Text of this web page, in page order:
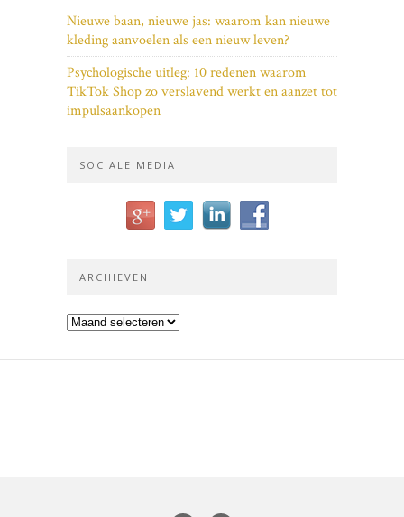
Nieuwe baan, nieuwe jas: waarom kan nieuwe
kleding aanvoelen als een nieuw leven?
Psychologische uitleg: 10 redenen waarom
TikTok Shop zo verslavend werkt en aanzet tot
impulsaankopen
SOCIALE MEDIA
ARCHIEVEN
Archieven